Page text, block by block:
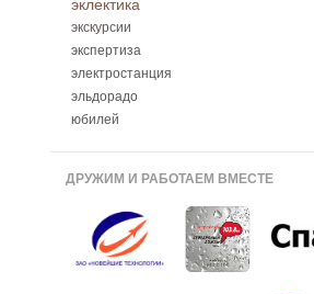
экскурсии
экспертиза
электростанция
эльдорадо
юбилей
ДРУЖИМ И РАБОТАЕМ ВМЕСТЕ